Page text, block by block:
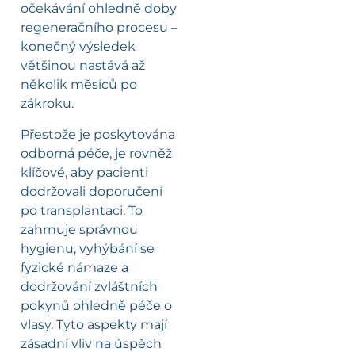
očekávání ohledně doby
regeneračního procesu –
konečný výsledek
většinou nastává až
několik měsíců po
zákroku.
Přestože je poskytována
odborná péče, je rovněž
klíčové, aby pacienti
dodržovali doporučení
po transplantaci. To
zahrnuje správnou
hygienu, vyhýbání se
fyzické námaze a
dodržování zvláštních
pokynů ohledně péče o
vlasy. Tyto aspekty mají
zásadní vliv na úspěch